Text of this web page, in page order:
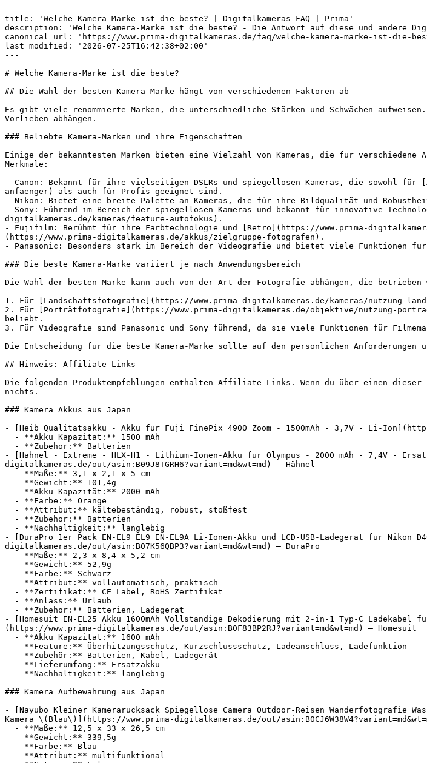
---
title: 'Welche Kamera-Marke ist die beste? | Digitalkameras-FAQ | Prima'
description: 'Welche Kamera-Marke ist die beste? - Die Antwort auf diese und andere Digitalkameras-Fragen in unserer FAQ auf prima-digitalkameras.de'
canonical_url: 'https://www.prima-digitalkameras.de/faq/welche-kamera-marke-ist-die-beste'
last_modified: '2026-07-25T16:42:38+02:00'
---

# Welche Kamera-Marke ist die beste?

## Die Wahl der besten Kamera-Marke hängt von verschiedenen Faktoren ab

Es gibt viele renommierte Marken, die unterschiedliche Stärken und Schwächen aufweisen. Die Auswahl der besten Marke kann von den individuellen Bedürfnissen und Vorlieben abhängen.

### Beliebte Kamera-Marken und ihre Eigenschaften

Einige der bekanntesten Marken bieten eine Vielzahl von Kameras, die für verschiedene Anwendungen geeignet sind. Hier sind einige der führenden Marken und ihre Merkmale:

- Canon: Bekannt für ihre vielseitigen DSLRs und spiegellosen Kameras, die sowohl für [Anfänger](https://www.prima-digitalkameras.de/kameras/nutzererfahrung-anfaenger) als auch für Profis geeignet sind.
- Nikon: Bietet eine breite Palette an Kameras, die für ihre Bildqualität und Robustheit geschätzt werden.
- Sony: Führend im Bereich der spiegellosen Kameras und bekannt für innovative Technologien wie den schnellen [Autofokus](https://www.prima-digitalkameras.de/kameras/feature-autofokus).
- Fujifilm: Berühmt für ihre Farbtechnologie und [Retro](https://www.prima-digitalkameras.de/kameras/stil-retro)-Designs, ideal für kreative [Fotografen](https://www.prima-digitalkameras.de/akkus/zielgruppe-fotografen).
- Panasonic: Besonders stark im Bereich der Videografie und bietet viele Funktionen für Filmemacher.

### Die beste Kamera-Marke variiert je nach Anwendungsbereich

Die Wahl der besten Marke kann auch von der Art der Fotografie abhängen, die betrieben werden soll. Hier sind einige Beispiele:

1. Für [Landschaftsfotografie](https://www.prima-digitalkameras.de/kameras/nutzung-landschafts-fotografie) sind Marken wie Nikon und Canon oft bevorzugt.
2. Für [Porträtfotografie](https://www.prima-digitalkameras.de/objektive/nutzung-portraet-fotografie) sind Sony und Fujifilm aufgrund ihrer hervorragenden Objektive beliebt.
3. Für Videografie sind Panasonic und Sony führend, da sie viele Funktionen für Filmemacher bieten.

Die Entscheidung für die beste Kamera-Marke sollte auf den persönlichen Anforderungen und dem gewünschten Einsatzgebiet basieren.

## Hinweis: Affiliate-Links

Die folgenden Produktempfehlungen enthalten Affiliate-Links. Wenn du über einen dieser Links kaufst, erhalten wir eine Provision — für dich ändert sich am Preis nichts.

### Kamera Akkus aus Japan

- [Heib Qualitätsakku - Akku für Fuji FinePix 4900 Zoom - 1500mAh - 3,7V - Li-Ion](https://www.prima-digitalkameras.de/out/asin:B003CJY6HY?variant=md&wt=md) — Heib
  - **Akku Kapazität:** 1500 mAh
  - **Zubehör:** Batterien
- [Hähnel - Extreme - HLX-H1 - Lithium-Ionen-Akku für Olympus - 2000 mAh - 7,4V - Ersatz für BLH-1 Akku - Robust, stoßfest und kältebeständig](https://www.prima-digitalkameras.de/out/asin:B09J8TGRH6?variant=md&wt=md) — Hähnel
  - **Maße:** 3,1 x 2,1 x 5 cm
  - **Gewicht:** 101,4g
  - **Akku Kapazität:** 2000 mAh
  - **Farbe:** Orange
  - **Attribut:** kältebeständig, robust, stoßfest
  - **Zubehör:** Batterien
  - **Nachhaltigkeit:** langlebig
- [DuraPro 1er Pack EN-EL9 EL9 EN-EL9A Li-Ionen-Akku und LCD-USB-Ladegerät für Nikon D40 D40x D60 D3000 D5000 Digital kameras](https://www.prima-digitalkameras.de/out/asin:B07K56QBP3?variant=md&wt=md) — DuraPro
  - **Maße:** 2,3 x 8,4 x 5,2 cm
  - **Gewicht:** 52,9g
  - **Farbe:** Schwarz
  - **Attribut:** vollautomatisch, praktisch
  - **Zertifikat:** CE Label, RoHS Zertifikat
  - **Anlass:** Urlaub
  - **Zubehör:** Batterien, Ladegerät
- [Homesuit EN-EL25 Akku 1600mAh Vollständige Dekodierung mit 2-in-1 Typ-C Ladekabel für Nikon Z30 Z50 Zfc Kamera Passend für Nikon-Ladegerät MH-32-4333 \(2er-Pack\)](https://www.prima-digitalkameras.de/out/asin:B0F83BP2RJ?variant=md&wt=md) — Homesuit
  - **Akku Kapazität:** 1600 mAh
  - **Feature:** Überhitzungsschutz, Kurzschlussschutz, Ladeanschluss, Ladefunktion
  - **Zubehör:** Batterien, Kabel, Ladegerät
  - **Lieferumfang:** Ersatzakku
  - **Nachhaltigkeit:** langlebig

### Kamera Aufbewahrung aus Japan

- [Nayubo Kleiner Kamerarucksack Spiegellose Camera Outdoor-Reisen Wanderfotografie Wasserdichte Unisex-Kameratasche Kompatibel mit Sony/Canon/Nikon/Fuji DSLR/SLR Kamera \(Blau\)](https://www.prima-digitalkameras.de/out/asin:B0CJ6W38W4?variant=md&wt=md) — Nayubo
  - **Maße:** 12,5 x 33 x 26,5 cm
  - **Gewicht:** 339,5g
  - **Farbe:** Blau
  - **Attribut:** multifunktional
  - **Nutzung:** Filmen
  - **Anlass:** Urlaub
  - **Geschlecht:** Unisex
- [MOSISO Kamera Rucksack, DSLR/SLR/Spiegellose Fotografie Wasserdicht 17,3 Zoll Kamera Tasche mit Front Hartschale\&Laptopfach vorne\&Stativhalter\&Regenschutz Kompatibel mit Canon/Nikon/Sony, Space Grau](https://www.prima-digitalkameras.de/out/asin:B08G8BWHM2?variant=md&wt=md) — MOSISO
  - **Maße:** 30,2 x 43,9 x 16,5 cm
  - **Farbe:** Grau
  - **Feature:** Regenschutz, Laptopfach, Reißverschluss
  - **Attribut:** wasserdicht, einstellbar
  - **Nutzung:** Filmen
  - **Anlass:** Urlaub, Hochzeit
- [RAINSMORE Fotorucksack Kamerarucksack Groß mit 14 Zoll Laptopfach Leicht Kamera Rucksack DSLR SLR Kameratasche Regenschutz für Canon Nikon Sony Grau](https://www.prima-digitalkameras.de/out/asin:B0FLQ2VW3Q?variant=md&wt=md) — RAINSMORE
  - **Maße:** 16 x 40 x 30 cm
  - **Gewicht:** 1168,4g
  - **Farbe:** Grau
  - **Feature:** Regenschutz, Laptopfach, Stauraum, Kamerafach
  - **Attribut:** flexibel
  - **Anlass:** Urlaub
  - **Zubehör:** Rucksack, Gehäuse
- [Case Logic DCB-304K Luxus-Zoom](https://www.prima-digitalkameras.de/out/awin:43425998749?variant=md&wt=md) — Case Logic
  - **Farbe:** Schwarz
  - **Feature:** Reißverschluss
  - **Attribut:** praktisch
  - **Zubehör:** Gehäuse
  - **Lieferumfang:** Schultergurt

### Kamera Displayschutzfolien aus Japan

- [S\&M Display-Hybrid Glas für Canon EOS 1300D](https://www.prima-digitalkameras.de/out/awin:31119200787?variant=md&wt=md)
  - **Material:** Glas
  - **Attribut:** blasenfrei, entfernbar
  - **Produktserie:** EOS
- [Sony FDA-EP 10 Okularmuschel \(passend für a6000, NEX-6, NEX-7\) \& PCKLM17.SYH Displayschutz für Alpha 6000 Systemkamera \(7,6 cm \(3 Zoll\) Display\)](https://www.prima-digitalkameras.de/out/asin:B0C6K4CQS8?variant=md&wt=md) — Sony
  - **Feature:** Sucher
  - **Zubehör:** Schutzfolie
  - **Zielgruppe:** Brillenträger
- [A1ii Displayschutzfolie Glas für Sony A1ii A7R V Vollformat Spiegellose Kamera, 9H Gehärtetes Glas Anti-Scrach Anti-Bläschen Anti-Staub \(3 Pack\)](https://www.prima-digitalkameras.de/out/asin:B0BNB4PGKB?variant=md&wt=md) — YRTIYO
  - **Maße:** 5 x 1,3 x 7 cm
  - **Gewicht:** 8,8g
  - **Material:** Glas
  - **Feature:** Wechselobjektiv, Hohe Auflösung, Touchscreen
  - **Attribut:** blasenfrei, vollautomatisch, kratzfest, transparent
  - **Lieferumfang:** Abdeckung, Montageanleitung
  - **Format:** Vollformat
- [S\&M digiCOVER Hybrid Glas für Sony Alpha 7V](https://www.prima-digitalkameras.de/out/awin:44301854070?variant=md&wt=md)
  - **Material:** Glas
  - **Attribut:** blasenfrei, stoßabsorbierend
  - **Produktserie:** Sony alpha
  - **Nachhaltigkeit:** wiederverwendbar

### Kameras mit Autofokus

- [Digitalkamera, FHD 1080P 40 MP Kamera für Fotografie, 8-Fach Zoom Point and Shoot Digitalkamera, Anti-Shake Kompakte Kleine Kamera für Teenager, Jungen und Mädchen \(White\)](https://www.prima-digitalkameras.de/out/asin:B0CVXRK37H?variant=md&wt=md) — Garsent
  - **Kameraauflösung:** Mit 40 Megapixel
  - **Gewicht:** 165,3g
  - **Displaytechnologie:** IPS
  - **Bildschirmauflösung:** Full HD
  - **Feature:** Einfacher Bedienung, Aufnahmemodus, Digitaler Zoom, Autofokus
  - **Attribut:** kratzfest
  - **Nutzung:** Fotoaufnahme, Farbwiedergabe
- [Sony Alpha 7 III ILCE-7M3KB Systemkamera \(SEL-2870, 24,2 MP, NFC, WLAN \(Wi-Fi\)](https://www.prima-digitalkameras.de/out/awin:33997673543?variant=md&wt=md) — Sony
  - **Kameraauflösung:** Mit 24,2 Megapixel
  - **Displaytechnologie:** LCD
  - **Bauart:** Systemkameras
  - **Farbe:** Schwarz
  - **Feature:** Kopfhöreranschluss, Bildprozessor, Autofokus, HDR
  - **Attribut:** wechselbar, schwenkbar
- [Foscam Überwachungskamera SD4 4 MP Dual-Band WLAN PTZ Dome \(Außenbereich, Innenbereich, 4-fachen optischen Zoom, IP66 Wasserfest, Nachtsicht bis zu 50 Meter, Intelligente Erkennung \& Nachrichten mit Push-Funktion\)](https://www.prima-digitalkameras.de/out/awin:35551116776?variant=md&wt=md) — Foscam
  - **Kameraauflösung:** Mit 4 Megapixel
  - **Bauart:** Überwachungskameras, Sicherheitskameras
  - **Farbe:** Weiß
  - **Feature:** Autofokus, Mikrofon
  - **Attribut:** wasserdicht, staubdicht, wasserfest
  - **Zertifikat:** IP66 Schutzklasse
- [FIREFOTO Videokamera Camcorder 5K 56MP Vlogging Kamera für YouTube 16X WiFi IR Nachtsicht Doppelobjektiv 3" Touchscreen Videorekorder mit 2 Batterien, 64GB Karte, Fernbedienung, Mikrofon](https://www.prima-digitalkameras.de/out/asin:B0FG2ZT9W9?variant=md&wt=md) — FIREFOTO
  - **Bildschirmdiagonale:** 3 Zoll
  - **Kameraauflösung:** Mit 56 Megapixel
  - **Speicherkapazität:** Mit 64 GB Speicher
  - **Displaytechnologie:** LED
  - **Feature:** Touchscreen, Mikrofon, Einfacher Bedienung, Gegenlichtblende
  - **Nutzung:** Selfie-Fotografie
  - **Verbindung:** WLAN, SD, HDMI
  - **Kompatibilität:** YouTube

### Kamera Objektive mit Autofokus

- [Spactz Professionelles 37-mm-Makro+72-mm-Weitwinkelobjektiv, 0,39-faches Full-HD für 4K-Camcorder](https://www.prima-digitalkameras.de/out/asin:B0BRMXSWNV?variant=md&wt=md) — Spactz
  - **Maße:** 8 x 5,5 x 10 cm
  - **Gewicht:** 194,6g
  - **Farbe:** Schwarz
  - **Feature:** Weitwinkelobjektiv, Filtergewinde, Autofokus
- [Panasonic Lumix H-ES35100E Leica DG Vario-Elmarit 35-100 mm Zoom F2,8 Objektiv, Micro Four Thirds Kameraobjektiv, Teleobjektiv, Power OI